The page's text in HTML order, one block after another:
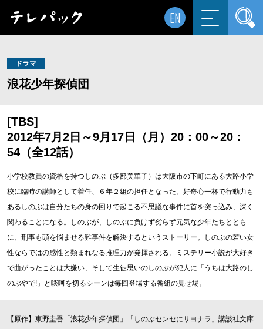
EN
ドラマ
浪花少年探偵団
[TBS]
2012年7月2日～9月17日（月）20：00～20：
54（全12話）
小学校教員の資格を持つしのぶ（多部美華子）は大阪市の下町にある大路小学
校に臨時の講師として着任、６年２組の担任となった。好奇心一杯で行動力も
あるしのぶは自分たちの身の回りで起こる不思議な事件に首を突っ込み、深く
関わることになる。しのぶが、しのぶに負けず劣らず元気な少年たちととも
に、刑事も頭を悩ませる難事件を解決するというストーリー。しのぶの若い女
性ならではの感性と類まれなる推理力が発揮される。ミステリー小説が大好き
で曲がったことは大嫌い、そして生徒思いのしのぶが犯人に「うちは大路のし
のぶやで!」と啖呵を切るシーンは毎回登場する番組の見せ場。
【原作】東野圭吾「浪花少年探偵団」「しのぶセンセにサヨナラ」講談社文庫